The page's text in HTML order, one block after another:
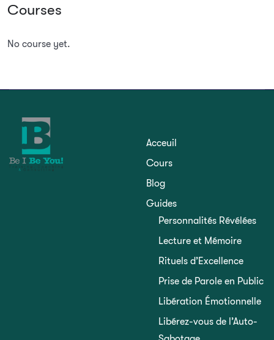
Courses
No course yet.
Acceuil
Cours
Blog
Guides
Personnalités Révélées
Lecture et Mémoire
Rituels d’Excellence
Prise de Parole en Public
Libération Émotionnelle
Libérez-vous de l’Auto-